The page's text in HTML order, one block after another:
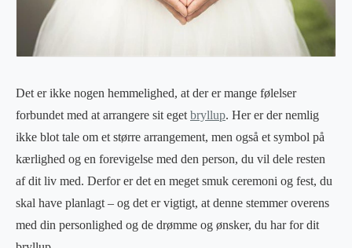
Det er ikke nogen hemmelighed, at der er mange følelser
forbundet med at arrangere sit eget bryllup. Her er der nemlig
ikke blot tale om et større arrangement, men også et symbol på
kærlighed og en forevigelse med den person, du vil dele resten
af dit liv med. Derfor er det en meget smuk ceremoni og fest, du
skal have planlagt – og det er vigtigt, at denne stemmer overens
med din personlighed og de drømme og ønsker, du har for dit